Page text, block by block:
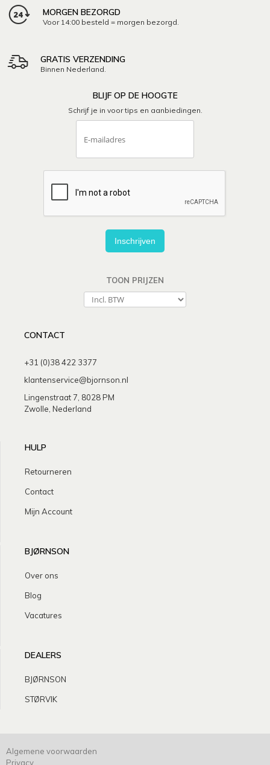
MORGEN BEZORGD
Voor 14:00 besteld = morgen bezorgd.
GRATIS VERZENDING
Binnen Nederland.
BLIJF OP DE HOOGTE
Schrijf je in voor tips en aanbiedingen.
Inschrijven
TOON PRIJZEN
CONTACT
+31 (0)38 422 3377
klantenservice@bjornson.nl
Lingenstraat 7, 8028 PM
Zwolle, Nederland
HULP
Retourneren
Contact
Mijn Account
BJØRNSON
Over ons
Blog
Vacatures
DEALERS
BJØRNSON
STØRVIK
Algemene voorwaarden
Privacy